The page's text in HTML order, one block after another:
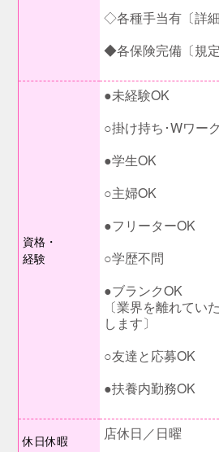
◇各種手当有〔詳細
◆各保険完備〔規定
資格・
経験
●未経験OK
○掛け持ち･Wワー
●学生OK
○主婦OK
●フリーターOK
○学歴不問
●ブランクOK
〔業界を離れてい
します〕
○友達と応募OK
●扶養内勤務OK
休日休暇 店休日／日曜